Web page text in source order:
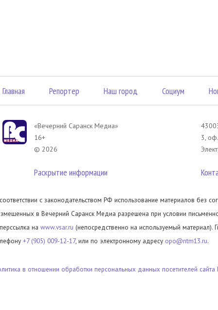
Главная Репортер Наш город Социум
«Вечерний Саранск Mедиа»
16+
© 2026
Раскрытие информации
3,
с законодательством РФ использование материалов без
в Вечерний Саранск Медиа разрешена при условии
на www.vsar.ru (непосредственно на используемый материал).
+7 (905) 009-12-17, или по электронному адресу opo@ntm13.ru.
в отношении обработки персональных данных посетителей